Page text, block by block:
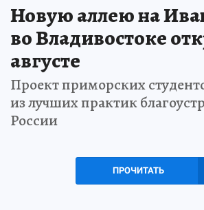
Новую аллею на
во Владивостоке
августе
Проект приморских
из лучших практик
России
ПРОЧИТАТЬ